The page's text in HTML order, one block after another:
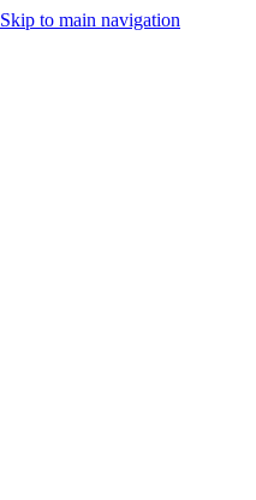
Skip to main navigation